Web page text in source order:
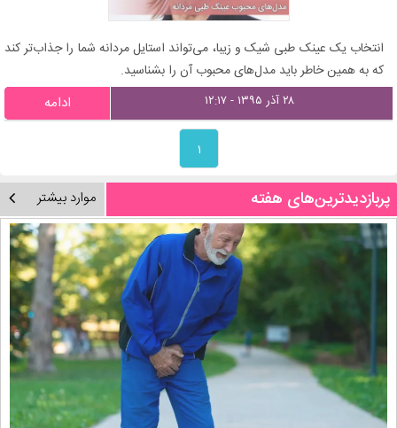
انتخاب یک عینک طبی شیک و زیبا، می‌تواند استایل مردانه شما را جذاب‌تر کند
که به همین خاطر باید مدل‌های محبوب آن را بشناسید.
۲۸ آذر ۱۳۹۵ - ۱۲:۱۷ ادامه
۱
پربازدیدترین‌های هفته موارد بیشتر